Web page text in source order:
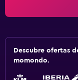
Descubre ofertas
momondo.